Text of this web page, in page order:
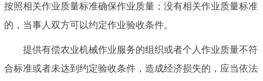
按照相关作业质量标准确保作业质量；没有相关作业质量标准
的，当事人双方可以约定作业验收条件。
提供有偿农业机械作业服务的组织或者个人作业质量不符
合标准或者未达到约定验收条件，造成经济损失的，应当依法